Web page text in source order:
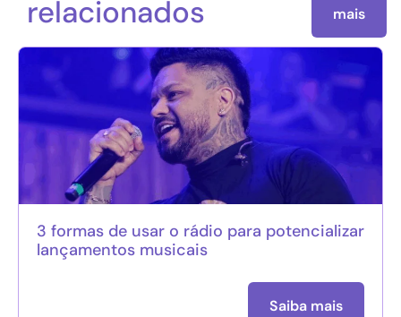
relacionados
mais
3 formas de usar o rádio para potencializar
lançamentos musicais
Saiba mais